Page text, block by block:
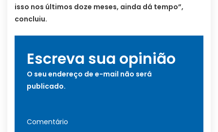
isso nos últimos doze meses, ainda dá tempo”,
concluiu.
Escreva sua opinião
O seu endereço de e-mail não será
publicado.
Comentário